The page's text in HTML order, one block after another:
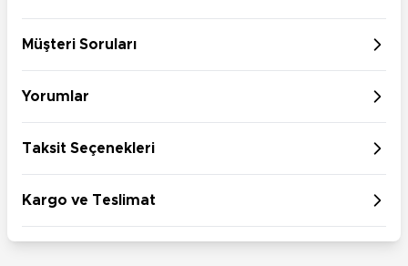
Müşteri Soruları
Yorumlar
Taksit Seçenekleri
Kargo ve Teslimat